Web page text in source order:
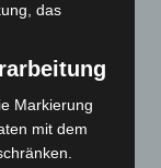
erhoben
das
Markierung
mit dem